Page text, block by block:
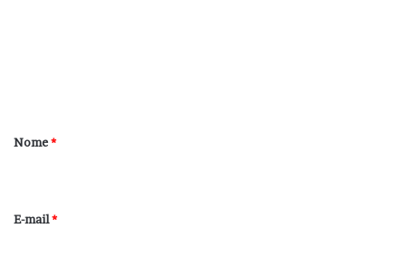
r
*
Nome*
E-mail*